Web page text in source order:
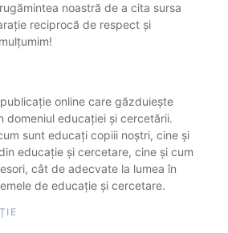
noastră de a cita sursa
reciprocă de respect și
online care găzduiește
domeniul educației și cercetării.
sunt educați copiii noștri, cine și
educație și cercetare, cine și cum
cât de adecvate la lumea în
de educație și cercetare.